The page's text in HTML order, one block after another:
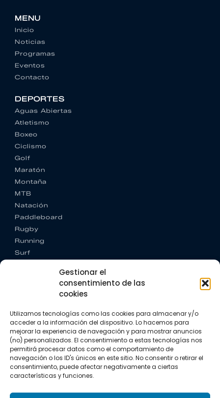
Gestionar el
consentimiento de las
cookies
Utilizamos tecnologías como las cookies para almacenar y/o
acceder a la información del dispositivo. Lo hacemos para
mejorar la experiencia de navegación y para mostrar anuncios
(no) personalizados. El consentimiento a estas tecnologías nos
permitirá procesar datos como el comportamiento de
navegación o los ID's únicos en este sitio. No consentir o retirar el
consentimiento, puede afectar negativamente a ciertas
características y funciones.
MENU
Inicio
Noticias
Programas
Eventos
Contacto
DEPORTES
Aguas Abiertas
Atletismo
Boxeo
Ciclismo
Golf
Maratón
Montaña
MTB
Natación
Paddleboard
Rugby
Running
Surf
CONTACTO
+34 662 342 177
info@vkssport.com
SÍGUENOS